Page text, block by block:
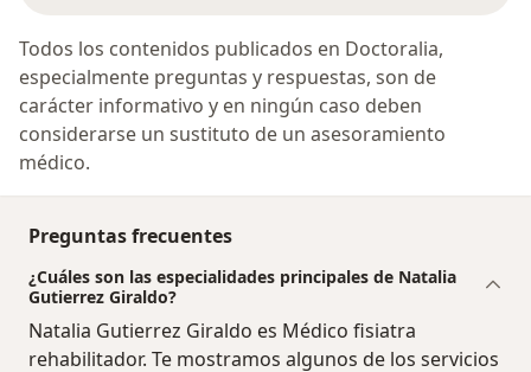
Todos los contenidos publicados en Doctoralia,
especialmente preguntas y respuestas, son de
carácter informativo y en ningún caso deben
considerarse un sustituto de un asesoramiento
médico.
Preguntas frecuentes
¿Cuáles son las especialidades principales de Natalia
Gutierrez Giraldo?
Natalia Gutierrez Giraldo es Médico fisiatra
rehabilitador. Te mostramos algunos de los servicios